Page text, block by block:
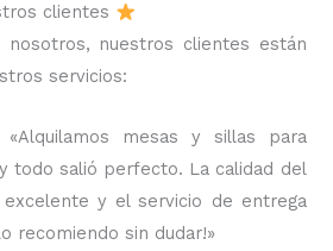
clientes
nuestros clientes están
servicios:
«Alquilamos mesas y sillas para
todo salió perfecto. La calidad del
excelente y el servicio de entrega
recomiendo sin dudar!»